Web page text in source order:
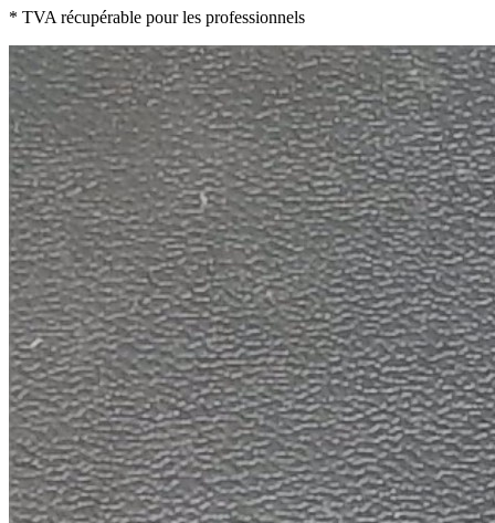
* TVA récupérable pour les professionnels